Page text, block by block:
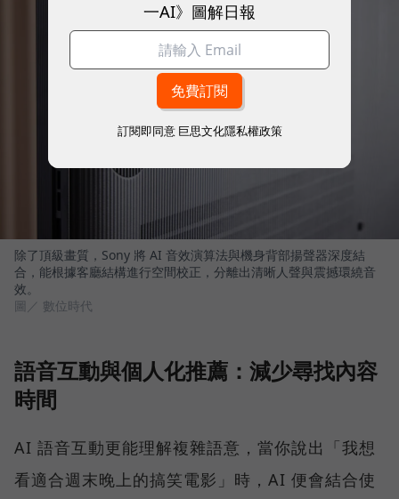
除了頂級畫質，Sony 將 AI 音效演算法與機身背部揚聲器深度結
合，能根據客廳結構進行空間校正，分離出清晰人聲與震撼環繞音
效。
圖／ 數位時代
語音互動與個人化推薦：減少尋找內容
時間
AI 語音互動更能理解複雜語意，當你說出「我想
看適合週末晚上的搞笑電影」時，AI 便會結合使
一AI》圖解日報
訂閱即同意 巨思文化隱私權政策